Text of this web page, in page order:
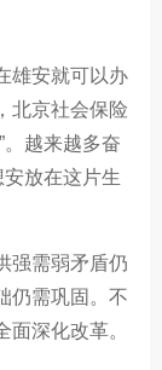
安就可以办
北京社会保险
。越来越多奋
安放在这片生
需弱矛盾仍
仍需巩固。不
深化改革。